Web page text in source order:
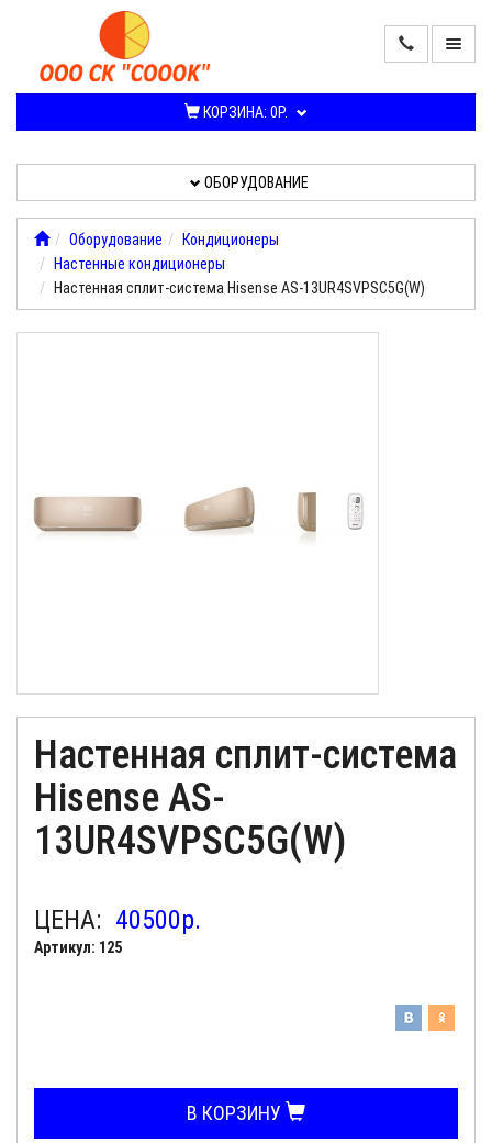
КОРЗИНА: 0Р.
ПРОДАЖА
СИСТЕМ
УСЛУГИ,
РАБОТЫ
ОБОРУДОВАНИЕ
Оборудование
Кондиционеры
Настенные кондиционеры
Настенная сплит-система Hisense AS-13UR4SVPSC5G(W)
Настенная сплит-система
Hisense AS-
13UR4SVPSC5G(W)
ЦЕНА: 40500р.
Артикул: 125
В КОРЗИНУ